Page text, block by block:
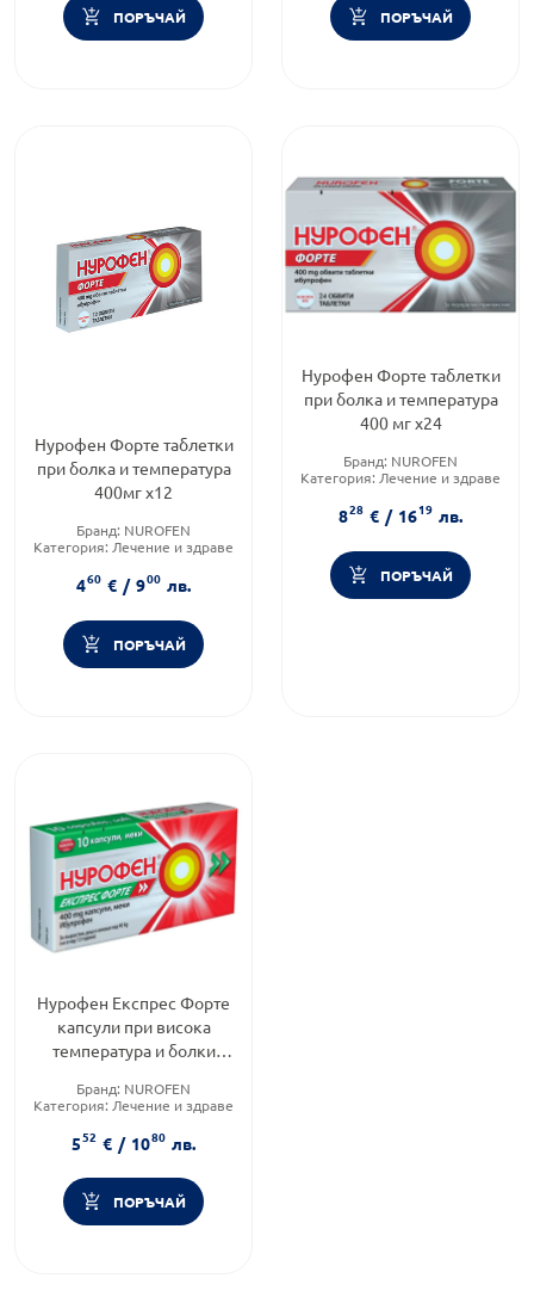
ПОРЪЧАЙ ПОРЪЧАЙ
Нурофен Форте таблетки
при болка и температура
400мг х12
Бранд: NUROFEN
Категория: Лечение и здраве
460 € / 900 лв.
ПОРЪЧАЙ
Нурофен Форте таблетки
при болка и температура
400 мг х24
Бранд: NUROFEN
Категория: Лечение и здраве
828 € / 1619 лв.
ПОРЪЧАЙ
Нурофен Експрес Форте
капсули при висока
температура и болки
Бранд: NUROFEN
Категория: Лечение и здраве
552 € / 1080 лв.
ПОРЪЧАЙ